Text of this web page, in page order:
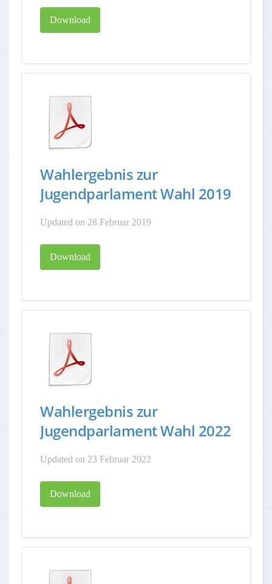
Download
Wahlergebnis zur
Jugendparlament Wahl 2019
Updated on 28 Februar 2019
Download
Wahlergebnis zur
Jugendparlament Wahl 2022
Updated on 23 Februar 2022
Download